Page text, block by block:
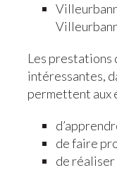
Les prestations
intéressantes,
permettent aux
de faire
de réaliser